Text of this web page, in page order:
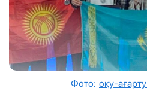
Фото: оқу-ағарту